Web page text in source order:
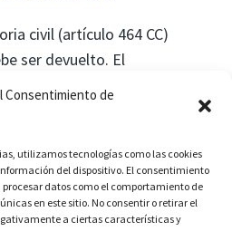
Consentimiento de
utilizamos tecnologías como las cookies
del dispositivo. El consentimiento
datos como el comportamiento de
en este sitio. No consentir o retirar el
a ciertas características y
civil (artículo 464 CC)
ser devuelto. El
fe dirige acción contra
ha sido